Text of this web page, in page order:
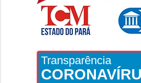
Transparência